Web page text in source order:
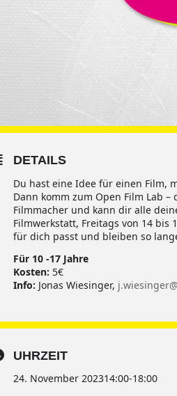
DETAILS
Du hast eine Idee für einen Film,
Dann komm zum Open Film Lab
Filmmacher und kann dir alle
Filmwerkstatt, Freitags von 14 bis
für dich passt und bleiben so
Für 10 -17 Jahre
Kosten: 5€
Info: Jonas Wiesinger,
UHRZEIT
24. November 202314:00-18:00